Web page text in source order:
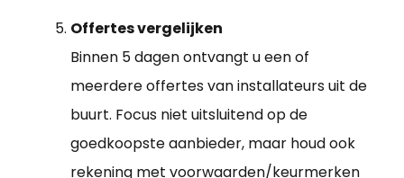
Offertes vergelijken
Binnen 5 dagen ontvangt u een of
meerdere offertes van installateurs uit de
buurt. Focus niet uitsluitend op de
goedkoopste aanbieder, maar houd ook
rekening met voorwaarden/keurmerken